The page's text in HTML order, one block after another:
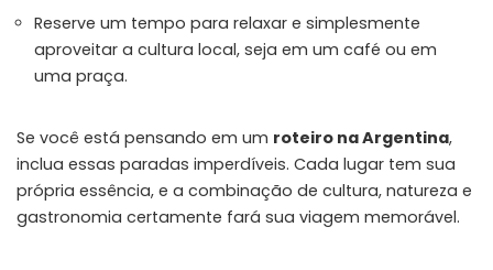
Reserve um tempo para relaxar e simplesmente
aproveitar a cultura local, seja em um café ou em
uma praça.
Se você está pensando em um roteiro na Argentina,
inclua essas paradas imperdíveis. Cada lugar tem sua
própria essência, e a combinação de cultura, natureza e
gastronomia certamente fará sua viagem memorável.